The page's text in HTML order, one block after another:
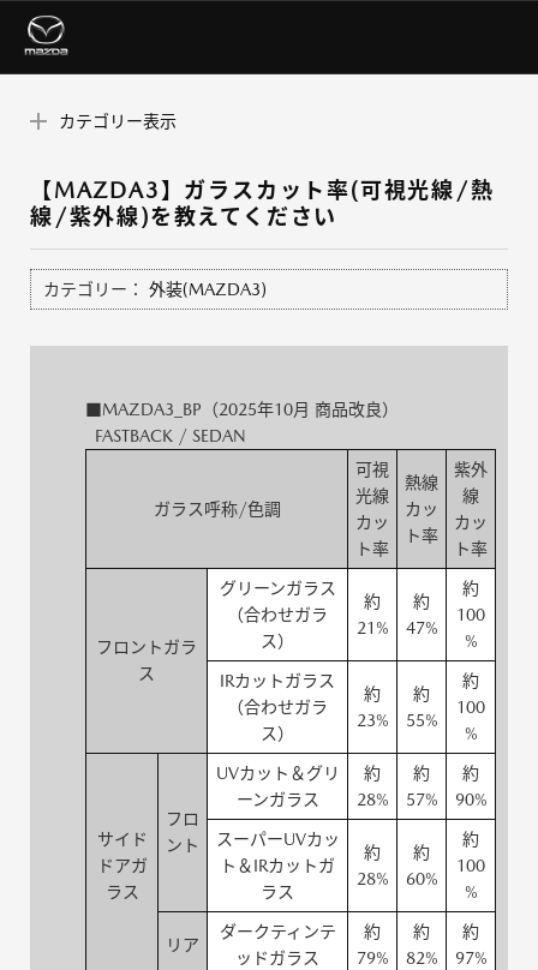
カテゴリー表示
【MAZDA3】ガラスカット率(可視光線/熱
線/紫外線)を教えてください
カテゴリー： 外装(MAZDA3)
■MAZDA3_BP（2025年10月 商品改良）
FASTBACK / SEDAN
ガラス呼称/色調
可視
光線
カッ
ト率
熱線
カッ
ト率
紫外
線
カッ
ト率
フロントガラ
ス
グリーンガラス
（合わせガラ
ス）
約
21%
約
47%
約
100
%
IRカットガラス
（合わせガラ
ス）
約
23%
約
55%
約
100
%
サイド
ドアガ
ラス
フロ
ント
UVカット＆グリ
ーンガラス
約
28%
約
57%
約
90%
スーパーUVカッ
ト＆IRカットガ
ラス
約
28%
約
60%
約
100
%
リア
ダークティンテ
ッドガラス
約
79%
約
82%
約
97%